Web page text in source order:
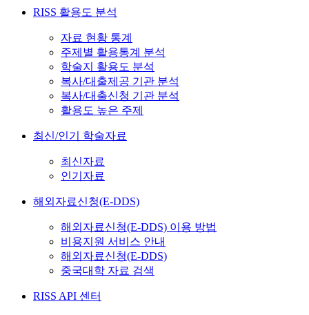
RISS 활용도 분석
자료 현황 통계
주제별 활용통계 분석
학술지 활용도 분석
복사/대출제공 기관 분석
복사/대출신청 기관 분석
활용도 높은 주제
최신/인기 학술자료
최신자료
인기자료
해외자료신청(E-DDS)
해외자료신청(E-DDS) 이용 방법
비용지원 서비스 안내
해외자료신청(E-DDS)
중국대학 자료 검색
RISS API 센터